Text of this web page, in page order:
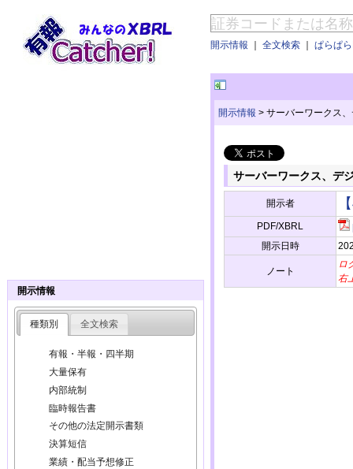
開示情報 ｜ 全文検索 ｜ ぱらぱ
開示情報 > サーバーワークス
サーバーワークス、デ
開示者
PDF/XBRL
開示日時
ノート
ロ
右
開示情報
種類別 全文検索
有報・半報・四半期
大量保有
内部統制
臨時報告書
その他の法定開示書類
決算短信
業績・配当予想修正